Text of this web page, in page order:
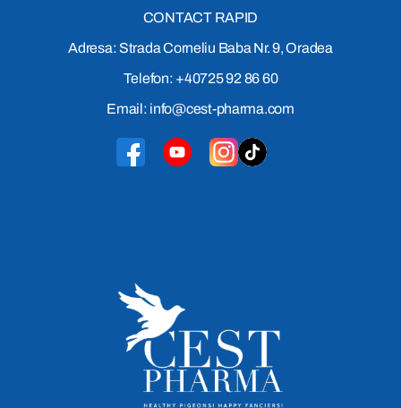
CONTACT RAPID
Adresa: Strada Corneliu Baba Nr. 9, Oradea
Telefon: +40725 92 86 60
Email: info@cest-pharma.com